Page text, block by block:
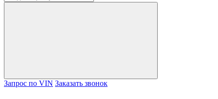
Запрос по VIN Заказать звонок